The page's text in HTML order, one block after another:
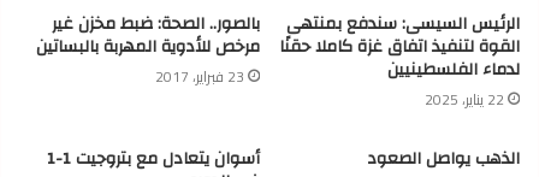
الرئيس السيسى: سندفع بمنتهى
القوة لتنفيذ اتفاق غزة كاملا حقنًا
لدماء الفلسطينيين
22 يناير، 2025
بالصور.. الصحة: ضبط مخزن غير
مرخص للأدوية المهربة بالبساتين
23 فبراير، 2017
الذهب يواصل الصعود أسوان يتعادل مع بتروجيت 1-1